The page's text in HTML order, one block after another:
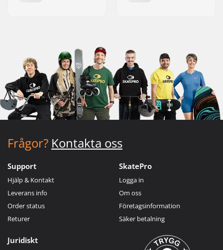
Frågor? Kontakta oss
Support
Hjälp & Kontakt
Leverans info
Order status
Returer
SkatePro
Logga in
Om oss
Företagsinformation
Säker betalning
Juridiskt